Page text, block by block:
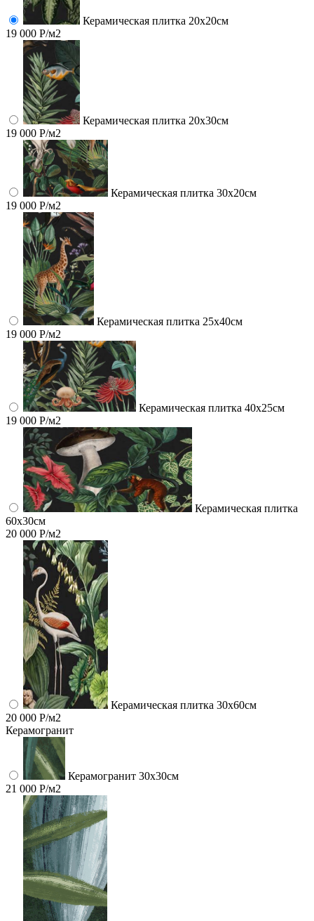
Керамическая плитка 20х20см
19 000 Р/м2
Керамическая плитка 20х30см
19 000 Р/м2
Керамическая плитка 30х20см
19 000 Р/м2
Керамическая плитка 25х40см
19 000 Р/м2
Керамическая плитка 40х25см
19 000 Р/м2
Керамическая плитка
60x30см
20 000 Р/м2
Керамическая плитка 30x60см
20 000 Р/м2
Керамогранит
Керамогранит 30х30см
21 000 Р/м2